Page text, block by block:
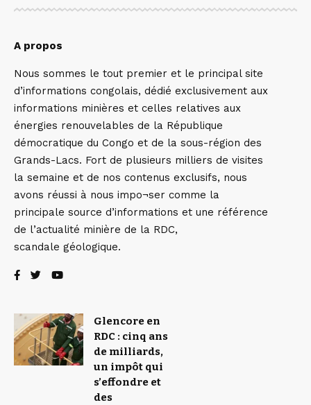
A propos
Nous sommes le tout premier et le principal site
d’informations congolais, dédié exclusivement aux
informations minières et celles relatives aux
énergies renouvelables de la République
démocratique du Congo et de la sous-région des
Grands-Lacs. Fort de plusieurs milliers de visites
la semaine et de nos contenus exclusifs, nous
avons réussi à nous impo¬ser comme la
principale source d’informations et une référence
de l’actualité minière de la RDC,
scandale géologique.
Glencore en
RDC : cinq ans
de milliards,
un impôt qui
s’effondre et
des